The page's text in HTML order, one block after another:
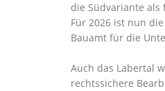
die Südvariante
Für 2026 ist nun
Bauamt für die
Auch das Labertal
rechtssichere